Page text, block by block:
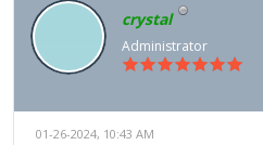
crystal
Administrator
01-26-2024, 10:43 AM